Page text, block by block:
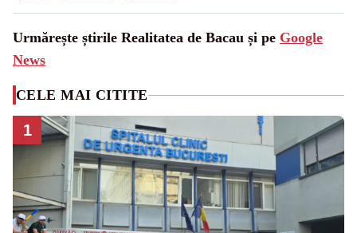
Urmărește știrile Realitatea de Bacau și pe Google
News
CELE MAI CITITE
1